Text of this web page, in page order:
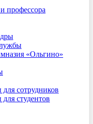
профессора
«Ольгино»
сотрудников
студентов